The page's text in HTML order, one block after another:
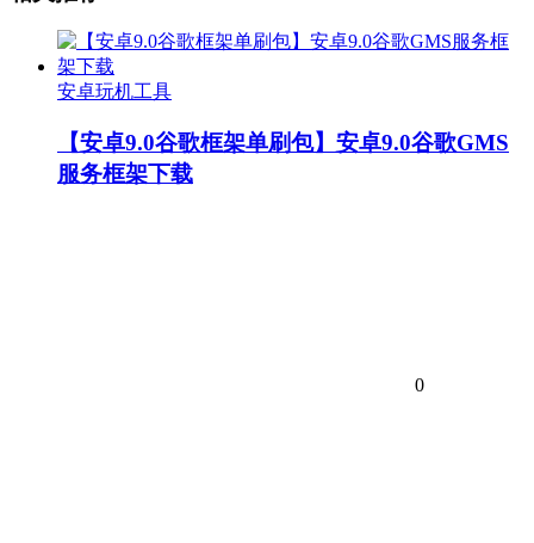
安卓玩机工具
【安卓9.0谷歌框架单刷包】安卓9.0谷歌GMS
服务框架下载
0